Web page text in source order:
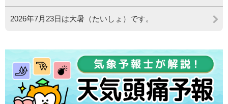
2026年7月23日は大暑（たいしょ）です。